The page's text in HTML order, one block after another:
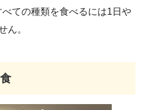
ての種類を食べるには1日や
ん。